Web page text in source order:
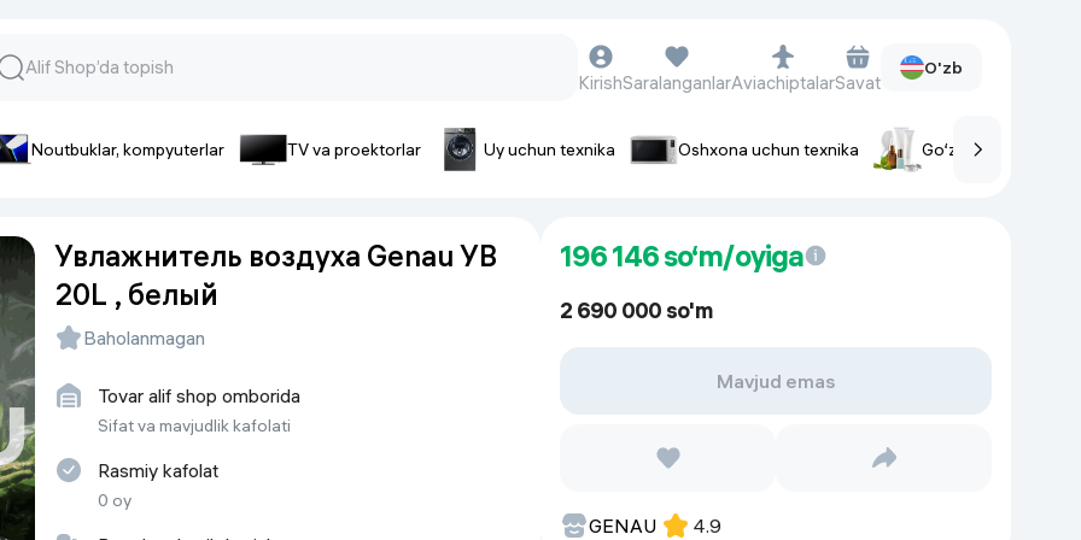
va gadjetlar
Smartfonlar uchun g’ilof
Tegishli tovarlar
Aqlli-soatlar
Qo'l soatlari
Soat kamarlari
Foto apparatlari va Video-
Fotoapparatlari
KirishSaralanganlarAviachiptalarSavat
O'zb
Noutbuklar, kompyuterlar TV va proektorlar Uy uchun texnika Oshxona uchun texnika Go‘zallik va parvarish
Увлажнитель воздуха Genau УВ
20L , белый
Baholanmagan
Tovar alif shop omborida
Sifat va mavjudlik kafolati
Rasmiy kafolat
0 oy
196 146so‘m/oyiga
2 690 000 so'm
Mavjud emas
GENAU 4.9